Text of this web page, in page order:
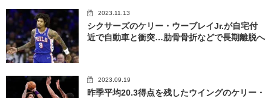
2023.11.13
シクサーズのケリー・ウーブレイJr.が自宅付
近で自動車と衝突…肋骨骨折などで長期離脱へ
2023.09.19
昨季平均20.3得点を残したウイングのケリー・